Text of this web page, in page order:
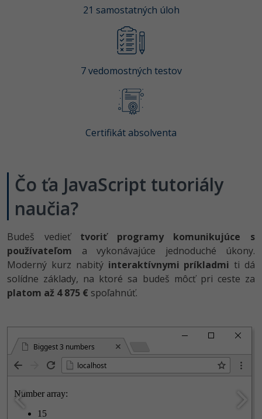
-30%
-30%
Business
MS Office -80%
Google Dokumenty
Time management
Fórum
Linux a UNIX
Kybernetická bezpečnost
Elektronický podpis
-80%
Adobe Lightroom -30%
Adobe XD -15%
Adobe After Effects
Blender
Inkscape
Fotografovanie -80%
Video
Ostatné
Fórum
21 samostatných úloh
7 vedomostných testov
Certifikát absolventa
Čo ťa JavaScript tutoriály
naučia?
Budeš vedieť tvoriť programy
komunikujúce s
používateľom a vykonávajúce jednoduché úkony.
Moderný kurz nabitý interaktívnymi príkladmi ti dá
solídne základy, na ktoré sa budeš môcť pri ceste za
platom až 4 875 € spoľahnúť.
Biggest 3 numbers
localhost